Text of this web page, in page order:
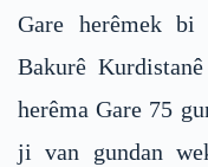
Gare herêmek
Bakurê
herêma Gare 75
ji van gundan